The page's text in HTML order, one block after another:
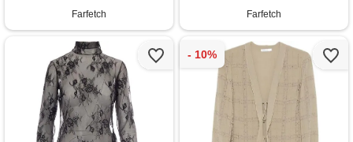
Farfetch
Farfetch